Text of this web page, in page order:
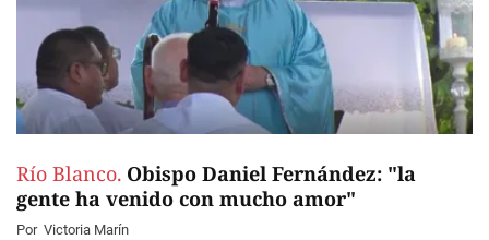
Río Blanco. Obispo Daniel Fernández: "la
gente ha venido con mucho amor"
Por Victoria Marín